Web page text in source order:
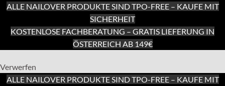
ALLE NAILOVER PRODUKTE SIND TPO-FREE – KAUFE MIT
SICHERHEIT
KOSTENLOSE FACHBERATUNG – GRATIS LIEFERUNG IN
ÖSTERREICH AB 149€
Verwerfen
ALLE NAILOVER PRODUKTE SIND TPO-FREE – KAUFE MIT